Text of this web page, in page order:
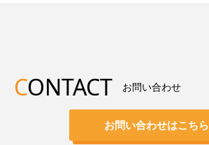
CONTACT お問い合わせ
お問い合わせはこちら